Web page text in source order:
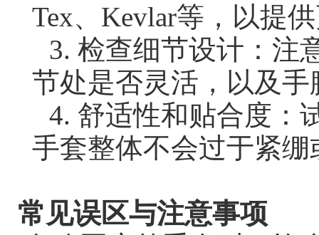
Tex、Kevlar等，以提
3. 检查细节设计：注意手
节处是否灵活，以及
4. 舒适性和贴合度：
手套整体不会过于紧绷
常见误区与注意事项